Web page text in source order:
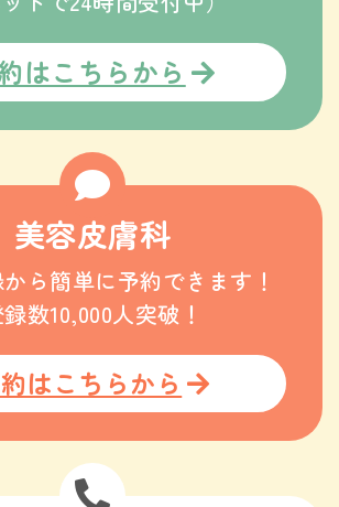
はこちらから
美容皮膚科
ら簡単に予約できます！
数10,000人突破！
はこちらから